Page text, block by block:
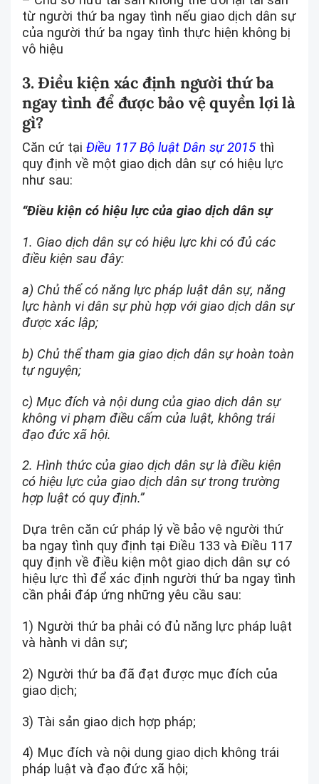
từ người thứ ba ngay tình nếu giao dịch dân sự
của người thứ ba ngay tình thực hiện không bị
vô hiệu
3. Điều kiện xác định người thứ ba
ngay tình để được bảo vệ quyền lợi là
gì?
Căn cứ tại Điều 117 Bộ luật Dân sự 2015 thì
quy định về một giao dịch dân sự có hiệu lực
như sau:
“Điều kiện có hiệu lực của giao dịch dân sự
1. Giao dịch dân sự có hiệu lực khi có đủ các
điều kiện sau đây:
a) Chủ thể có năng lực pháp luật dân sự, năng
lực hành vi dân sự phù hợp với giao dịch dân sự
được xác lập;
b) Chủ thể tham gia giao dịch dân sự hoàn toàn
tự nguyện;
c) Mục đích và nội dung của giao dịch dân sự
không vi phạm điều cấm của luật, không trái
đạo đức xã hội.
2. Hình thức của giao dịch dân sự là điều kiện
có hiệu lực của giao dịch dân sự trong trường
hợp luật có quy định.”
Dựa trên căn cứ pháp lý về bảo vệ người thứ
ba ngay tình quy định tại Điều 133 và Điều 117
quy định về điều kiện một giao dịch dân sự có
hiệu lực thì để xác định người thứ ba ngay tình
cần phải đáp ứng những yêu cầu sau:
1) Người thứ ba phải có đủ năng lực pháp luật
và hành vi dân sự;
2) Người thứ ba đã đạt được mục đích của
giao dịch;
3) Tài sản giao dịch hợp pháp;
4) Mục đích và nội dung giao dịch không trái
pháp luật và đạo đức xã hội;